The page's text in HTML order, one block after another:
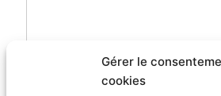
Gérer le
cookies